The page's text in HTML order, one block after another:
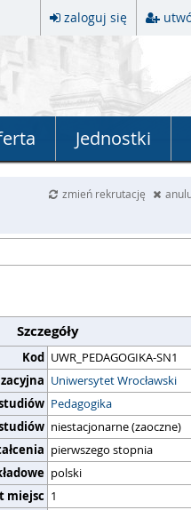
zaloguj się
Jednostki
zmień rekrutację
Szczegóły
Kod UWR_PEDAGOGIKA-SN1
Uniwersytet Wrocławski
Pedagogika
niestacjonarne (zaoczne)
pierwszego stopnia
polski
miejsc 1